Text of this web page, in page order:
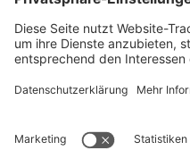
Contact us
BUCHI Worldwide